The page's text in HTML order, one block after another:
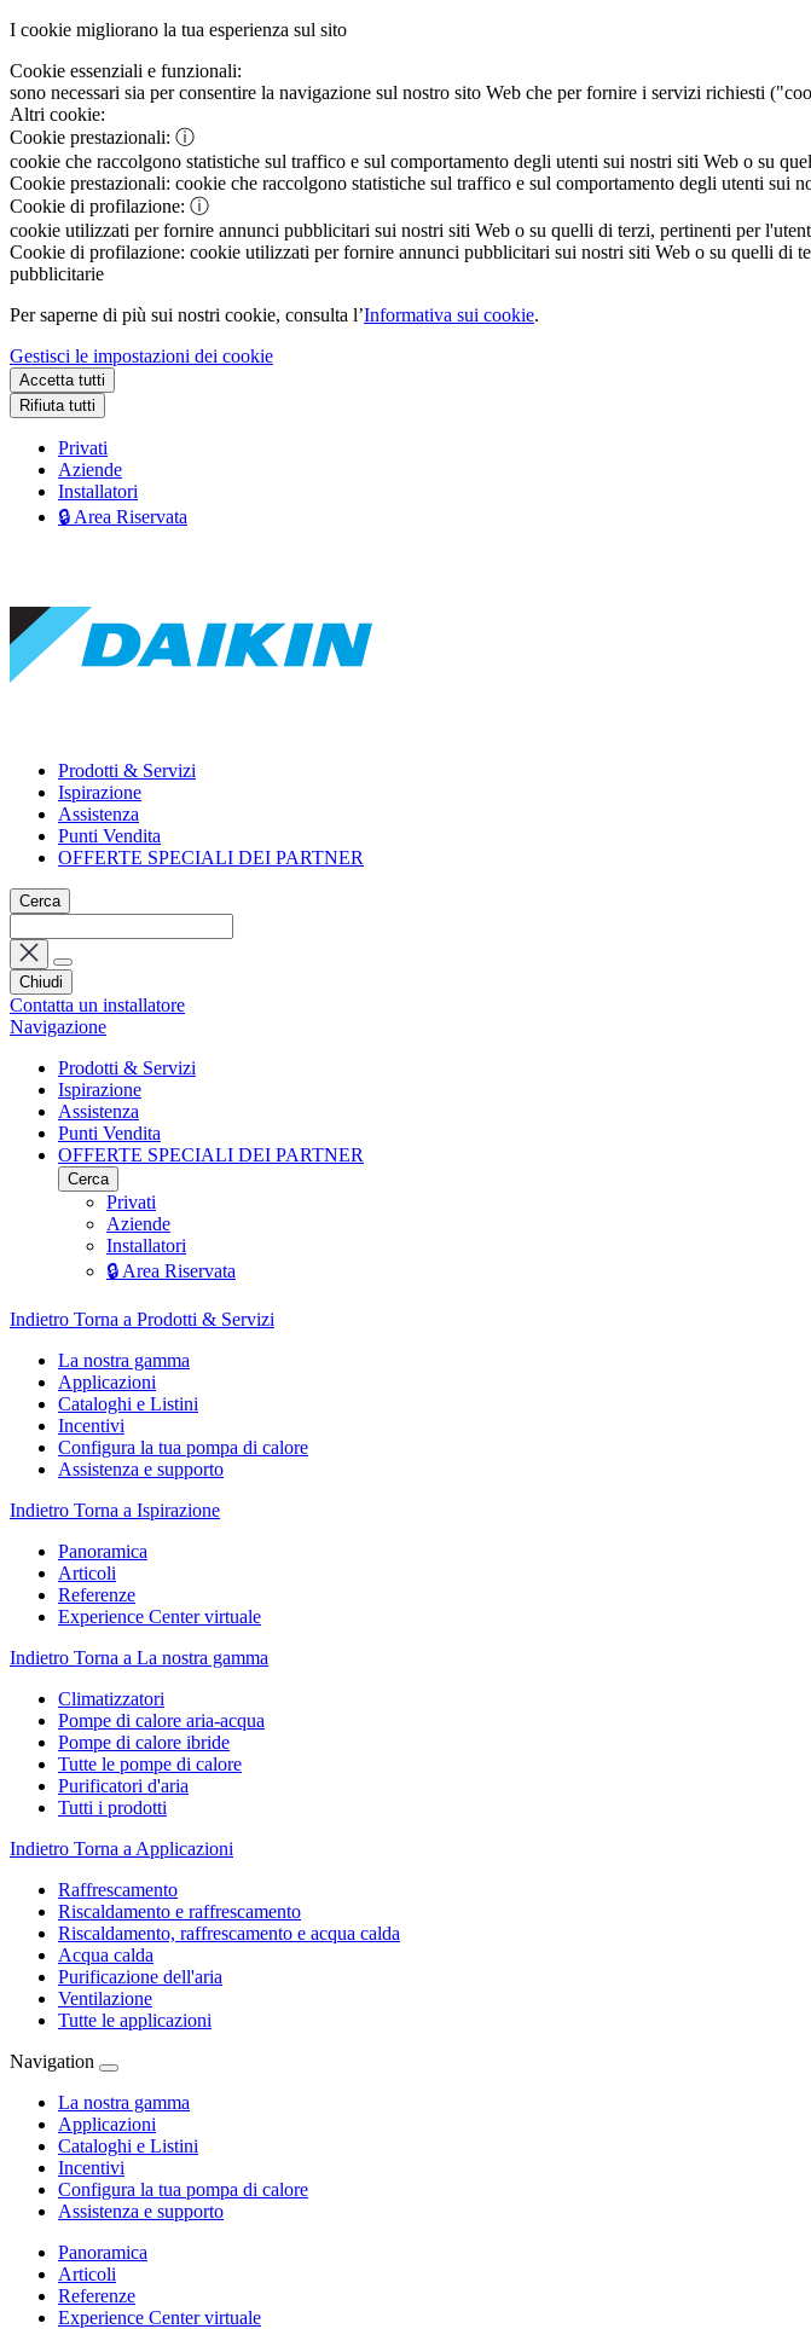
I cookie migliorano la tua esperienza sul sito
Cookie essenziali e funzionali:
sono necessari sia per consentire la navigazione sul nostro sito Web che per fornire i servizi richiesti
Altri cookie:
Cookie prestazionali: ⓘ
cookie che raccolgono statistiche sul traffico e sul comportamento degli utenti sui nostri siti Web o su
Cookie prestazionali: cookie che raccolgono statistiche sul traffico e sul comportamento degli utenti sui
Cookie di profilazione: ⓘ
cookie utilizzati per fornire annunci pubblicitari sui nostri siti Web o su quelli di terzi, pertinenti per
Cookie di profilazione: cookie utilizzati per fornire annunci pubblicitari sui nostri siti Web o su quelli di
pubblicitarie
Per saperne di più sui nostri cookie, consulta l’Informativa sui cookie.
Gestisci le impostazioni dei cookie
Accetta tutti
Rifiuta tutti
Privati
Aziende
Installatori
🔒 Area Riservata
Prodotti & Servizi
Ispirazione
Assistenza
Punti Vendita
OFFERTE SPECIALI DEI PARTNER
Cerca
Chiudi
Contatta un installatore
Navigazione
Prodotti & Servizi
Ispirazione
Assistenza
Punti Vendita
OFFERTE SPECIALI DEI PARTNER
Cerca
Privati
Aziende
Installatori
🔒 Area Riservata
Indietro Torna a Prodotti & Servizi
La nostra gamma
Applicazioni
Cataloghi e Listini
Incentivi
Configura la tua pompa di calore
Assistenza e supporto
Indietro Torna a Ispirazione
Panoramica
Articoli
Referenze
Experience Center virtuale
Indietro Torna a La nostra gamma
Climatizzatori
Pompe di calore aria-acqua
Pompe di calore ibride
Tutte le pompe di calore
Purificatori d'aria
Tutti i prodotti
Indietro Torna a Applicazioni
Raffrescamento
Riscaldamento e raffrescamento
Riscaldamento, raffrescamento e acqua calda
Acqua calda
Purificazione dell'aria
Ventilazione
Tutte le applicazioni
Navigation
La nostra gamma
Applicazioni
Cataloghi e Listini
Incentivi
Configura la tua pompa di calore
Assistenza e supporto
Panoramica
Articoli
Referenze
Experience Center virtuale